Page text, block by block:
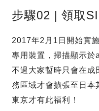
步驟02 | 領取
2017年2月1日開始實
專用裝置，掃描顯示於
不過大家暫時只會在成
務區域才會擴張至日本
東京才有此福利！